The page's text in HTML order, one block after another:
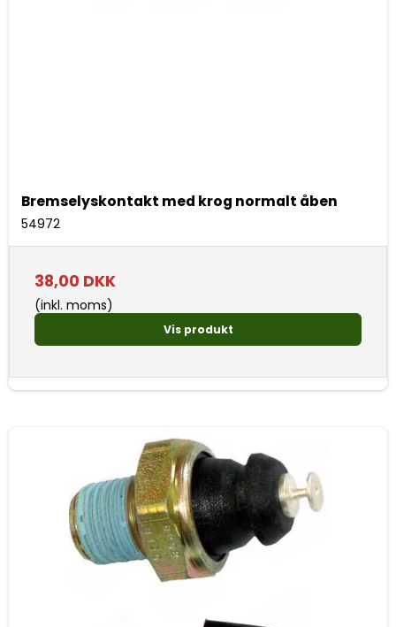
Bremselyskontakt med krog normalt åben
54972
38,00 DKK
(inkl. moms)
Vis produkt